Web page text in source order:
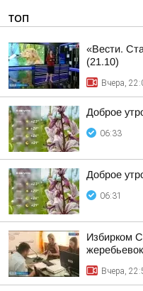
ТОП
«Вести.
(21.10)
Вчера,
Доброе
06:33
Доброе
06:31
Избирком
жеребьевок
Вчера,